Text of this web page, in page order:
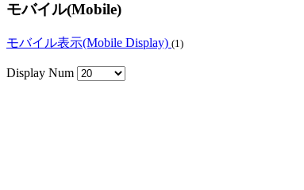
モバイル(Mobile)
モバイル表示(Mobile Display) (1)
Display Num